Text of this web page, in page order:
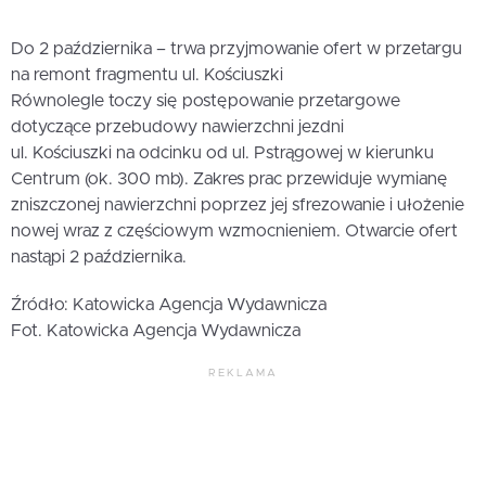
Do 2 października – trwa przyjmowanie ofert w przetargu
na remont fragmentu ul. Kościuszki
Równolegle toczy się postępowanie przetargowe
dotyczące przebudowy nawierzchni jezdni
ul. Kościuszki na odcinku od ul. Pstrągowej w kierunku
Centrum (ok. 300 mb). Zakres prac przewiduje wymianę
zniszczonej nawierzchni poprzez jej sfrezowanie i ułożenie
nowej wraz z częściowym wzmocnieniem. Otwarcie ofert
nastąpi 2 października.
Źródło: Katowicka Agencja Wydawnicza
Fot. Katowicka Agencja Wydawnicza
REKLAMA